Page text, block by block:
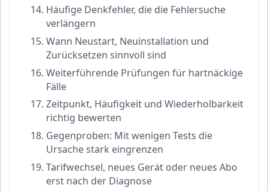
Häufige Denkfehler, die die Fehlersuche
verlängern
Wann Neustart, Neuinstallation und
Zurücksetzen sinnvoll sind
Weiterführende Prüfungen für hartnäckige
Fälle
Zeitpunkt, Häufigkeit und Wiederholbarkeit
richtig bewerten
Gegenproben: Mit wenigen Tests die
Ursache stark eingrenzen
Tarifwechsel, neues Gerät oder neues Abo
erst nach der Diagnose